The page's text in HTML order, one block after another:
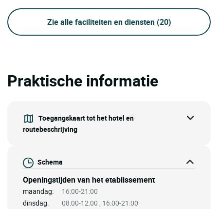
Zie alle faciliteiten en diensten (20)
Praktische informatie
Toegangskaart tot het hotel en
routebeschrijving
Schema
Openingstijden van het etablissement
maandag:
16:00-21:00
dinsdag:
08:00-12:00 , 16:00-21:00